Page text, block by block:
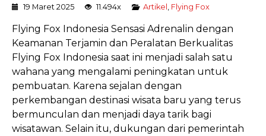
19 Maret 2025 11.494x Artikel Flying Fox
Flying Fox Indonesia Sensasi Adrenalin dengan
Keamanan Terjamin dan Peralatan Berkualitas
Flying Fox Indonesia saat ini menjadi salah satu
wahana yang mengalami peningkatan untuk
pembuatan. Karena sejalan dengan
perkembangan destinasi wisata baru yang terus
bermunculan dan menjadi daya tarik bagi
wisatawan. Selain itu, dukungan dari pemerintah